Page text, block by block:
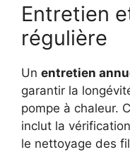
Entretien
régulière
Un entretien
garantir la
pompe à chaleur.
inclut la
le nettoyage des